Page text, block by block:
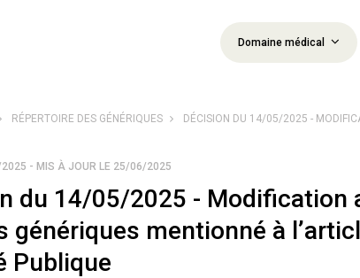
Domaine médical
RÉPERTOIRE DES GÉNÉRIQUES DÉCISION DU 14/05/2025 -
2025 - MIS À JOUR LE 25/06/2025
du 14/05/2025 - Modification
génériques mentionné à
Publique